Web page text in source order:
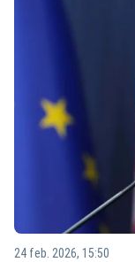
24 feb. 2026, 15:50